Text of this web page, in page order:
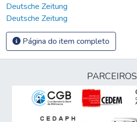
Deutsche Zeitung
Deutsche Zeitung
Página do item completo
PARCEIROS